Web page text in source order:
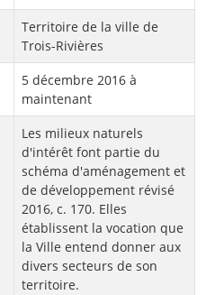
Territoire de la ville de
Trois-Rivières
5 décembre 2016 à
maintenant
Les milieux naturels
d'intérêt font partie du
schéma d'aménagement et
de développement révisé
2016, c. 170. Elles
établissent la vocation que
la Ville entend donner aux
divers secteurs de son
territoire.